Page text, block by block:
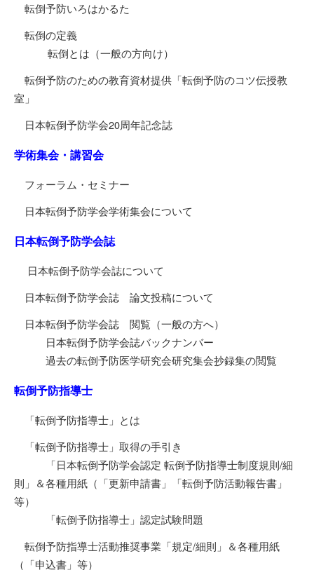
転倒予防いろはかるた
転倒の定義
転倒とは（一般の方向け）
転倒予防のための教育資材提供「転倒予防のコツ伝授教
室」
日本転倒予防学会20周年記念誌
学術集会・講習会
フォーラム・セミナー
日本転倒予防学会学術集会について
日本転倒予防学会誌
日本転倒予防学会誌について
日本転倒予防学会誌 論文投稿について
日本転倒予防学会誌 閲覧（一般の方へ）
日本転倒予防学会誌バックナンバー
過去の転倒予防医学研究会研究集会抄録集の閲覧
転倒予防指導士
「転倒予防指導士」とは
「転倒予防指導士」取得の手引き
「日本転倒予防学会認定 転倒予防指導士制度規則/細
則」＆各種用紙（「更新申請書」「転倒予防活動報告書」
等）
「転倒予防指導士」認定試験問題
転倒予防指導士活動推奨事業「規定/細則」＆各種用紙
（「申込書」等）